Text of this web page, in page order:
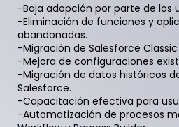
Los datos: un
Chile no puede
-Baja adopción por parte de los
-Eliminación de funciones y
abandonadas.
-Migración de Salesforce
-Mejora de configuraciones
-Migración de datos históricos
Salesforce.
-Capacitación efectiva para
-Automatización de procesos